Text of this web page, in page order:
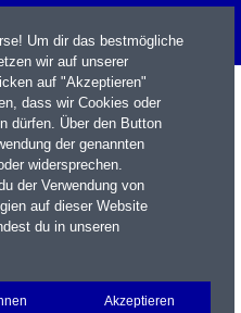
Portfolio Login
Um dir das bestmögliche
wir auf unserer
auf "Akzeptieren"
dass wir Cookies oder
dürfen. Über den Button
der genannten
widersprechen.
der Verwendung von
auf dieser Website
du in unseren
Akzeptieren